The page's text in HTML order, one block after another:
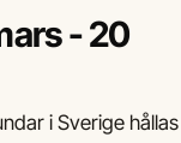
- 20
i Sverige hållas